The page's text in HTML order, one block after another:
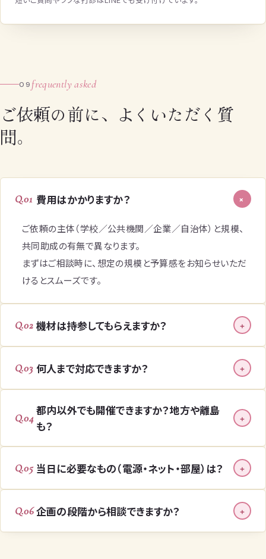
09 frequently asked
ご依頼の前に、よくいただく質
問。
Q.01 費用はかかりますか？ +
ご依頼の主体（学校／公共機関／企業／自治体）と規模、
共同助成の有無で異なります。
まずはご相談時に、想定の規模と予算感をお知らせいただ
けるとスムーズです。
Q.02 機材は持参してもらえますか？ +
Q.03 何人まで対応できますか？ +
Q.04
都内以外でも開催できますか？地方や離島
も？
+
Q.05 当日に必要なもの（電源・ネット・部屋）は？ +
Q.06企画の段階から相談できますか？ +